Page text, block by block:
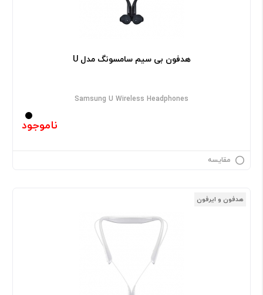
هدفون بی سیم سامسونگ مدل U
Samsung U Wireless Headphones
ناموجود
مقایسه
هدفون و ایرفون